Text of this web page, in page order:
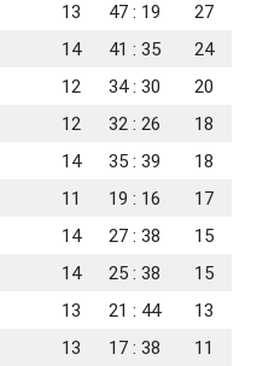
13 47 : 19
27
14 41 : 35
24
12 34 : 30
20
12 32 : 26
18
14 35 : 39
18
11 19 : 16
17
14 27 : 38
15
14 25 : 38
15
13 21 : 44
13
13 17 : 38
11